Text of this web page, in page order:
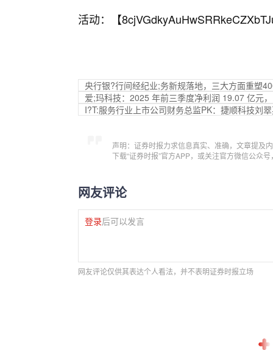
活动：【
央行银?行间经纪业;务新规落地，三大方面重塑
爱;玛科技：2025 年前三季度净利润 19.07 亿元
I?T:服务行业上市公司财务总监PK：捷顺科技刘
声明：证券时报力求信息真实、准确，文章提及
下载“证券时报”官方APP，或关注官方微信公众
网友评论
登录后可以发言
网友评论仅供其表达个人看法，并不表明证券时报立场